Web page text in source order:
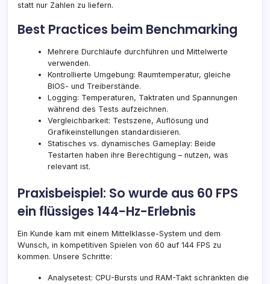
statt nur Zahlen zu liefern.
Best Practices beim Benchmarking
Mehrere Durchläufe durchführen und Mittelwerte
verwenden.
Kontrollierte Umgebung: Raumtemperatur, gleiche
BIOS- und Treiberstände.
Logging: Temperaturen, Taktraten und Spannungen
während des Tests aufzeichnen.
Vergleichbarkeit: Testszene, Auflösung und
Grafikeinstellungen standardisieren.
Statisches vs. dynamisches Gameplay: Beide
Testarten haben ihre Berechtigung – nutzen, was
relevant ist.
Praxisbeispiel: So wurde aus 60 FPS
ein flüssiges 144-Hz-Erlebnis
Ein Kunde kam mit einem Mittelklasse-System und dem
Wunsch, in kompetitiven Spielen von 60 auf 144 FPS zu
kommen. Unsere Schritte:
Analysetest: CPU-Bursts und RAM-Takt schränkten die